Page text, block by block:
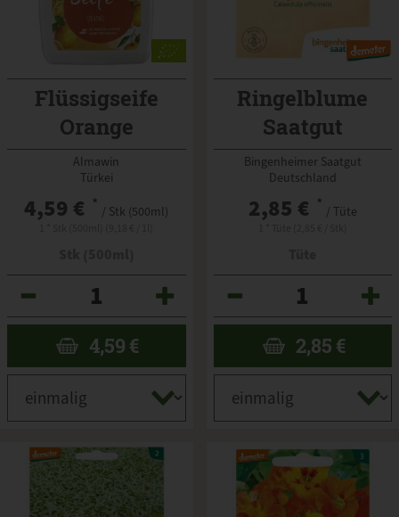
Flüssigseife
Orange
Almawin
Türkei
4,59 € * / Stk (500ml)
4,59 €
Ringelblume
Saatgut
Bingenheimer Saatgut
Deutschland
2,85 € * / Tüte
2,85 €